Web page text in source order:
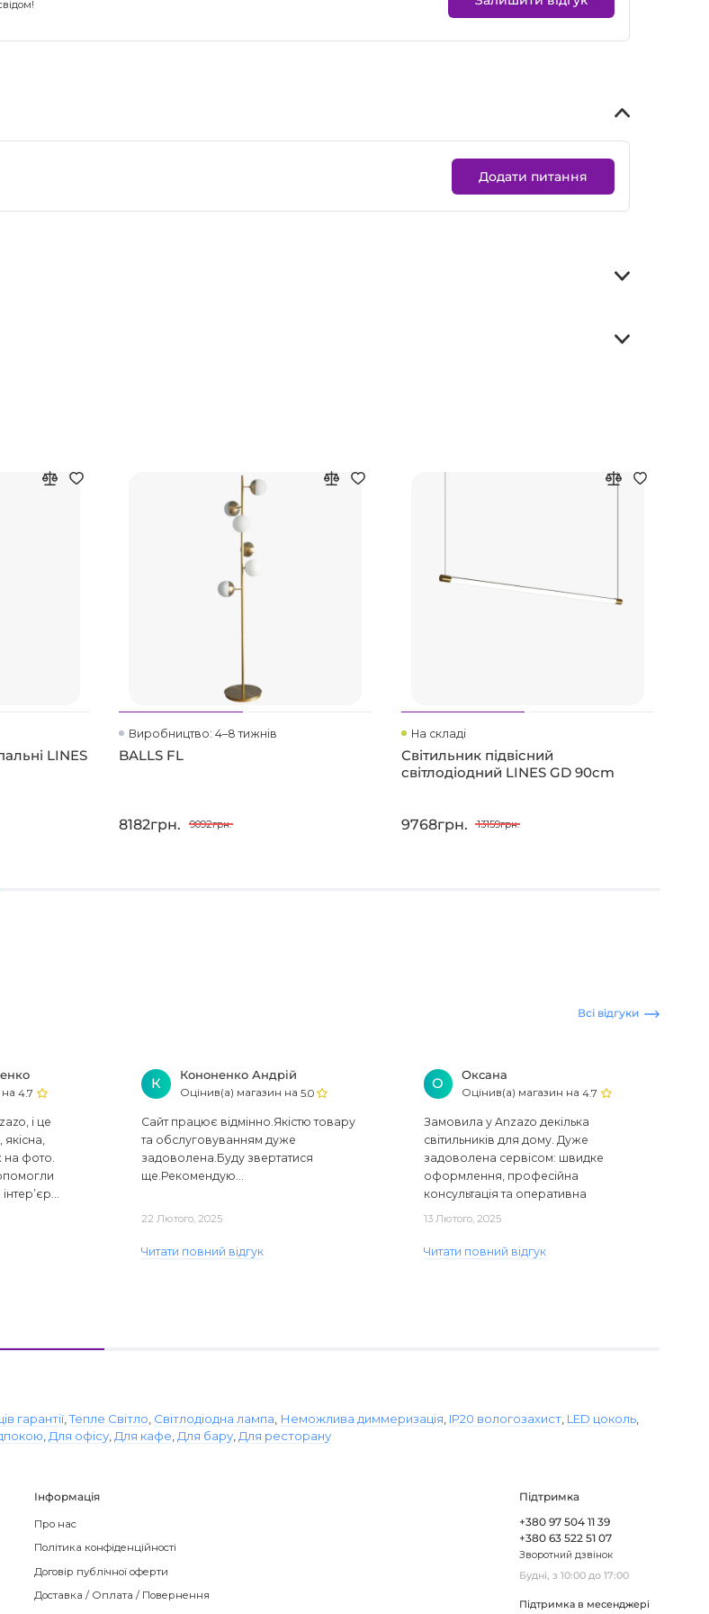
Додати питання
LINES
Виробництво: 4–8 тижнів
BALLS FL
8182грн. 9092грн.
На складі
Світильник підвісний
світлодіодний LINES GD 90cm
9768грн. 13159грн.
Всі відгуки
на4.7
і це
фото.
К
Кононенко Андрій
Оцінив(а) магазин на 5.0
Сайт працює відмінно.Якістю товару
та обслуговуванням дуже
задоволена.Буду звертатися
ще.Рекомендую...
22 Лютого, 2025
Читати повний відгук
О
Оксана
Оцінив(а) магазин на4.7
Замовила у Anzazo декілька
світильників для дому. Дуже
задоволена сервісом: швидке
оформлення, професійна
консультація та оперативна
13 Лютого, 2025
Читати повний відгук
гарантії ,Тепле Світло Світлодіодна лампа Неможлива диммеризація IP20 вологозахист LED цоколь
Для офісу Для кафе Для бару Для ресторану
Інформація
Про нас
Політика конфіденційності
Договір публічної оферти
Доставка / Оплата / Повернення
Підтримка
+380 97 504 11 39
+380 63 522 51 07
Зворотний дзвінок
Будні, з 10:00 до 17:00
Підтримка в месенджері